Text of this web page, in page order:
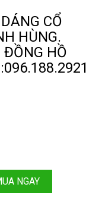
CỔ
HÙNG.
ĐỒNG HỒ
NGAY